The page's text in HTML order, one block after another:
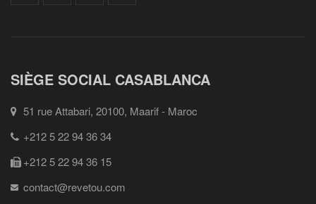
SIÈGE SOCIAL CASABLANCA
51 rue Attabari, 20100, Maarif - Maroc
+212 5 22 94 36 34
+212 5 22 94 36 15
contact@revetou.com